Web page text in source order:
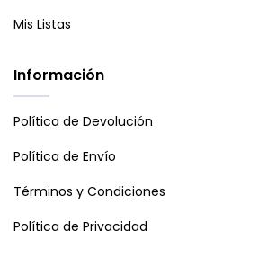
Mis Listas
Información
Política de Devolución
Política de Envío
Términos y Condiciones
Política de Privacidad